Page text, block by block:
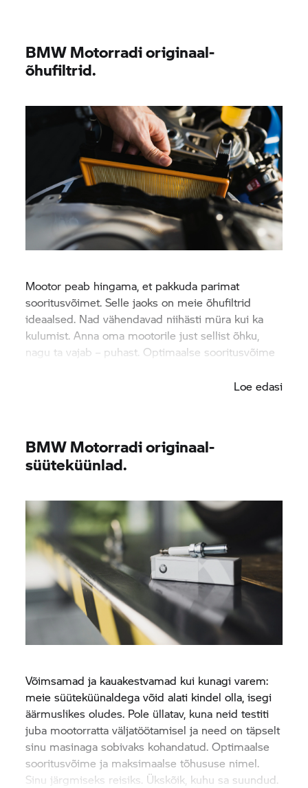
BMW Motorradi originaal-
õhufiltrid.
Mootor peab hingama, et pakkuda parimat
sooritusvõimet. Selle jaoks on meie õhufiltrid
ideaalsed. Nad vähendavad niihästi müra kui ka
kulumist. Anna oma mootorile just sellist õhku,
nagu ta vajab – puhast. Optimaalse sooritusvõime
Loe edasi
BMW Motorradi originaal-
süüteküünlad.
Võimsamad ja kauakestvamad kui kunagi varem:
meie süüteküünaldega võid alati kindel olla, isegi
äärmuslikes oludes. Pole üllatav, kuna neid testiti
juba mootorratta väljatöötamisel ja need on täpselt
sinu masinaga sobivaks kohandatud. Optimaalse
sooritusvõime ja maksimaalse tõhususe nimel.
Sinu järgmiseks reisiks. Ükskõik, kuhu sa suundud.